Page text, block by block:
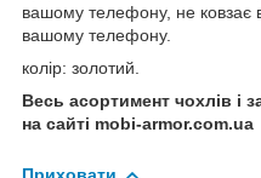
вашому телефону, не ковзає
вашому телефону.
колір: золотий.
Весь асортимент чохлів і
на сайті mobi-armor.com.ua
Приховати